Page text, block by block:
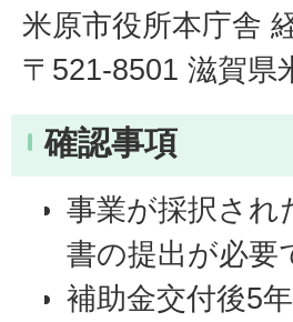
米原市役所本庁舎
〒521-8501 滋賀県
確認事項
事業が採択され
書の提出が必要
補助金交付後5